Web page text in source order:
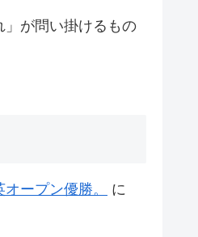
」が問い掛けるもの
ープン優勝。
に